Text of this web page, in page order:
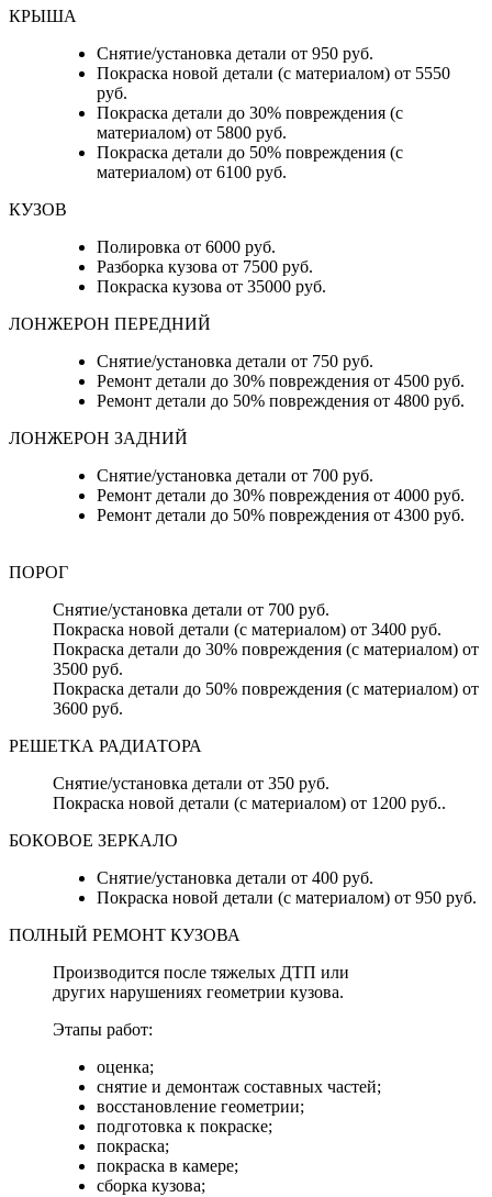
КРЫША
Снятие/установка детали от 950 руб.
Покраска новой детали (с материалом) от 5550
руб.
Покраска детали до 30% повреждения (с
материалом) от 5800 руб.
Покраска детали до 50% повреждения (с
материалом) от 6100 руб.
КУЗОВ
Полировка от 6000 руб.
Разборка кузова от 7500 руб.
Покраска кузова от 35000 руб.
ЛОНЖЕРОН ПЕРЕДНИЙ
Снятие/установка детали от 750 руб.
Ремонт детали до 30% повреждения от 4500 руб.
Ремонт детали до 50% повреждения от 4800 руб.
ЛОНЖЕРОН ЗАДНИЙ
Снятие/установка детали от 700 руб.
Ремонт детали до 30% повреждения от 4000 руб.
Ремонт детали до 50% повреждения от 4300 руб.
ПОРОГ
Снятие/установка детали от 700 руб.
Покраска новой детали (с материалом) от 3400 руб.
Покраска детали до 30% повреждения (с материалом) от
3500 руб.
Покраска детали до 50% повреждения (с материалом) от
3600 руб.
РЕШЕТКА РАДИАТОРА
Снятие/установка детали от 350 руб.
Покраска новой детали (с материалом) от 1200 руб..
БОКОВОЕ ЗЕРКАЛО
Снятие/установка детали от 400 руб.
Покраска новой детали (с материалом) от 950 руб.
ПОЛНЫЙ РЕМОНТ КУЗОВА
Производится после тяжелых ДТП или
других нарушениях геометрии кузова.
Этапы работ:
оценка;
снятие и демонтаж составных частей;
восстановление геометрии;
подготовка к покраске;
покраска;
покраска в камере;
сборка кузова;